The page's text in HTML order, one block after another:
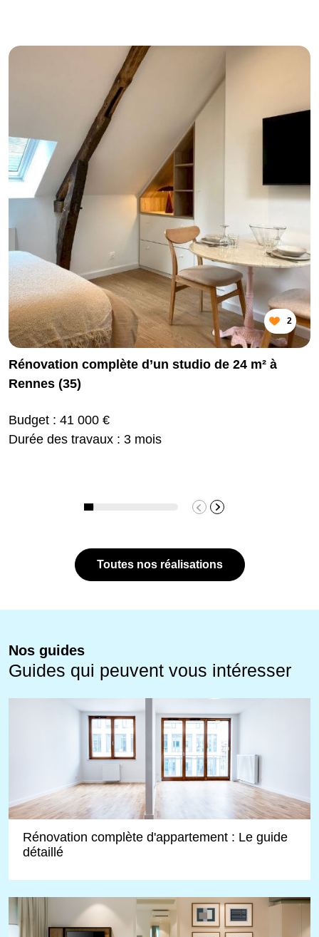
2
Rénovation complète d’un studio de 24 m² à
Rennes (35)
Budget : 41 000 €
Durée des travaux : 3 mois
Toutes nos réalisations
Nos guides
Guides qui peuvent vous intéresser
Rénovation complète d'appartement : Le guide
détaillé